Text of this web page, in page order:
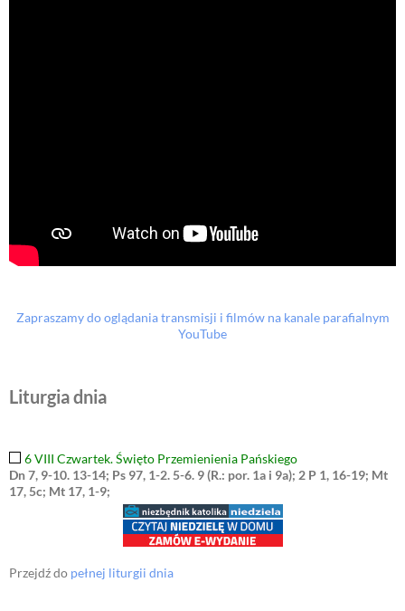
Zapraszamy do oglądania transmisji i filmów na kanale parafialnym
YouTube
Liturgia dnia
6 VIII Czwartek. Święto Przemienienia Pańskiego
Dn 7, 9-10. 13-14; Ps 97, 1-2. 5-6. 9 (R.: por. 1a i 9a); 2 P 1, 16-19; Mt
17, 5c; Mt 17, 1-9;
Przejdź do pełnej liturgii dnia